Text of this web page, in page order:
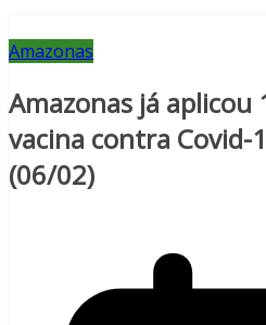
Amazonas
Amazonas já aplicou
vacina contra Covid-
(06/02)